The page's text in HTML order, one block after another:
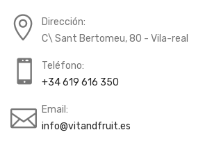
Dirección:
C\ Sant Bertomeu, 80 - Vila-real
Teléfono:
+34 619 616 350
Email:
info@vitandfruit.es